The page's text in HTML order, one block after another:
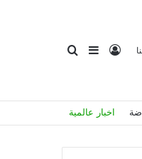
عن
إضافة
عمود
تسجيل
الدخول
اخبار عالمية